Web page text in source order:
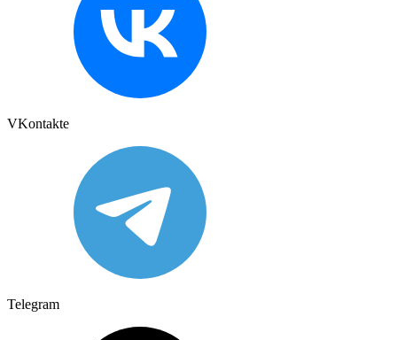
VKontakte
Telegram